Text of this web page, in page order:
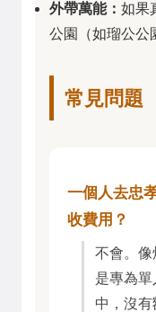
外帶萬能： 如果
公園（如瑠公公
常見問題
一個人去忠
收費用？
不會。像
是專為
中，沒